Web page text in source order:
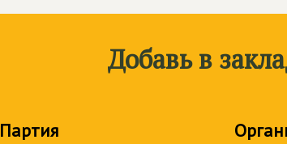
Добавь в
Партия